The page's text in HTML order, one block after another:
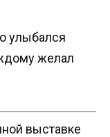
улыбался
желал
выставке